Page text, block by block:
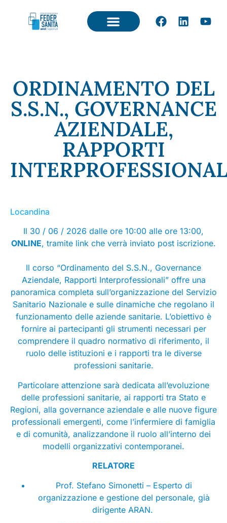
ORDINAMENTO DEL
S.S.N., GOVERNANCE
AZIENDALE,
RAPPORTI
Locandina
Il 30 / 06 / 2026 dalle ore 10:00 alle ore 13:00,
ONLINE, tramite link che verrà inviato post iscrizione.
Il corso “Ordinamento del S.S.N., Governance
Aziendale, Rapporti Interprofessionali” offre una
panoramica completa sull’organizzazione del Servizio
Sanitario Nazionale e sulle dinamiche che regolano il
funzionamento delle aziende sanitarie. L’obiettivo è
fornire ai partecipanti gli strumenti necessari per
comprendere il quadro normativo di riferimento, il
ruolo delle istituzioni e i rapporti tra le diverse
professioni sanitarie.
Particolare attenzione sarà dedicata all’evoluzione
delle professioni sanitarie, ai rapporti tra Stato e
Regioni, alla governance aziendale e alle nuove figure
professionali emergenti, come l’infermiere di famiglia
e di comunità, analizzandone il ruolo all’interno dei
modelli organizzativi contemporanei.
RELATORE
Prof. Stefano Simonetti – Esperto di
organizzazione e gestione del personale, già
dirigente ARAN.